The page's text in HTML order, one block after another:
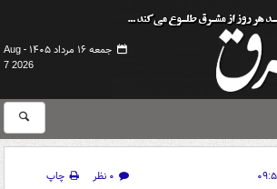
جمعه ۱۶ مرداد ۱۴۰۵ -
Aug
7 2026
۰ نظر
چاپ